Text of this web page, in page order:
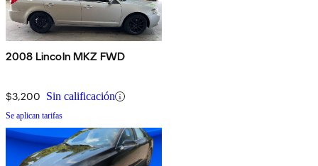
2008 Lincoln MKZ FWD
$3,200 Sin calificación
Se aplican tarifas